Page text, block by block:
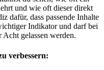
und wie oft dieser direkt
dafür, dass passende Inhalte
Indikator und darf bei
gelassen werden.
verbessern: